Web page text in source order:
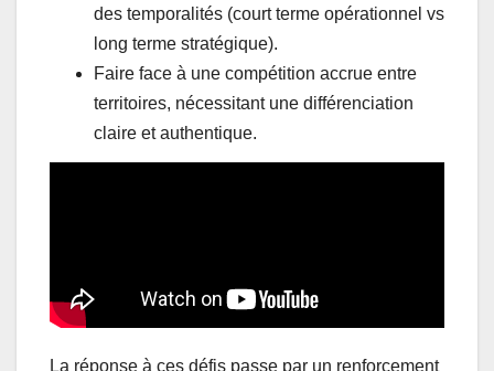
des temporalités (court terme opérationnel vs
long terme stratégique).
Faire face à une compétition accrue entre
territoires, nécessitant une différenciation
claire et authentique.
La réponse à ces défis passe par un renforcement